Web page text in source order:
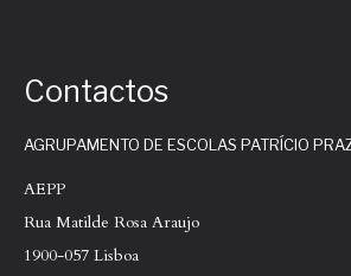
Contactos
AGRUPAMENTO DE ESCOLAS PATRÍCIO
AEPP
Rua Matilde Rosa Araujo
1900-057 Lisboa